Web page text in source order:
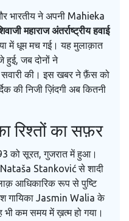
भारतीयने अपनी Mahieka
महाराज अंतर्राष्ट्रीय हवाई
में धूम मच गई। यह मुलाक़ात
जब दोनों ने
सवारी की। इस खबर ने फ़ैंस को
की निजी ज़िंदगी अब कितनी
रिश्तों का सफ़र
को सूरत, गुजरात में हुआ।
Nataša Stankovićसे शादी
आधिकारिक रूप से पुष्टि
गायिका Jasmin Walia के
भी कम समय में ख़त्म हो गया।